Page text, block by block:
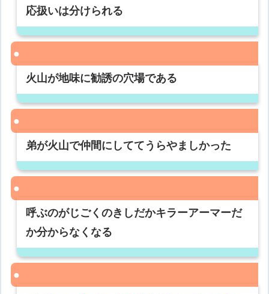
応扱いは分けられる
火山が地味に勧誘の穴場である
弟が火山で仲間にしててうらやましかった
呼ぶのがじごくのきしだかキラーアーマーだ
か分からなくなる